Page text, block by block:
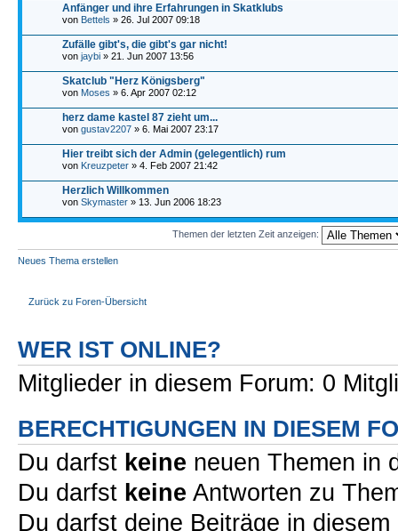
Anfänger und ihre Erfahrungen in Skatklubs
von Bettels » 26. Jul 2007 09:18
Zufälle gibt's, die gibt's gar nicht!
von jaybi » 21. Jun 2007 13:56
Skatclub "Herz Königsberg"
von Moses » 6. Apr 2007 02:12
herz dame kastel 87 zieht um...
von gustav2207 » 6. Mai 2007 23:17
Hier treibt sich der Admin (gelegentlich) rum
von Kreuzpeter » 4. Feb 2007 21:42
Herzlich Willkommen
von Skymaster » 13. Jun 2006 18:23
Themen der letzten Zeit anzeigen:
Neues Thema erstellen
Zurück zu Foren-Übersicht
WER IST ONLINE?
Mitglieder in diesem Forum: 0
BERECHTIGUNGEN IN DIESEM
Du darfst keine neuen Themen in
Du darfst keine Antworten zu
Du darfst deine Beiträge in